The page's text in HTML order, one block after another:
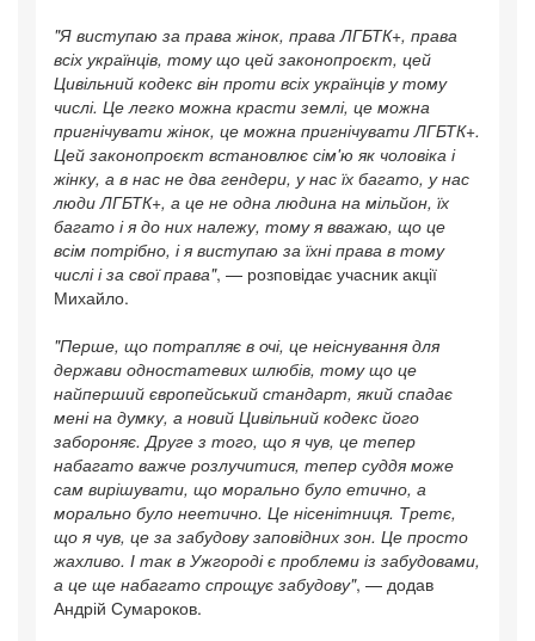
"Я виступаю за права жінок, права ЛГБТК+, права
всіх українців, тому що цей законопроєкт, цей
Цивільний кодекс він проти всіх українців у тому
числі. Це легко можна красти землі, це можна
пригнічувати жінок, це можна пригнічувати ЛГБТК+.
Цей законопроєкт встановлює сім'ю як чоловіка і
жінку, а в нас не два гендери, у нас їх багато, у нас
люди ЛГБТК+, а це не одна людина на мільйон, їх
багато і я до них належу, тому я вважаю, що це
всім потрібно, і я виступаю за їхні права в тому
числі і за свої права", — розповідає учасник акції
Михайло.
"Перше, що потрапляє в очі, це неіснування для
держави одностатевих шлюбів, тому що це
найперший європейський стандарт, який спадає
мені на думку, а новий Цивільний кодекс його
забороняє. Друге з того, що я чув, це тепер
набагато важче розлучитися, тепер суддя може
сам вирішувати, що морально було етично, а
морально було неетично. Це нісенітниця. Третє,
що я чув, це за забудову заповідних зон. Це просто
жахливо. І так в Ужгороді є проблеми із забудовами,
а це ще набагато спрощує забудову", — додав
Андрій Сумароков.